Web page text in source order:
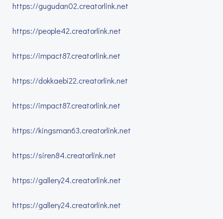
https://gugudan02.creatorlink.net
https://people42.creatorlink.net
https://impact87.creatorlink.net
https://dokkaebi22.creatorlink.net
https://impact87.creatorlink.net
https://kingsman63.creatorlink.net
https://siren84.creatorlink.net
https://gallery24.creatorlink.net
https://gallery24.creatorlink.net